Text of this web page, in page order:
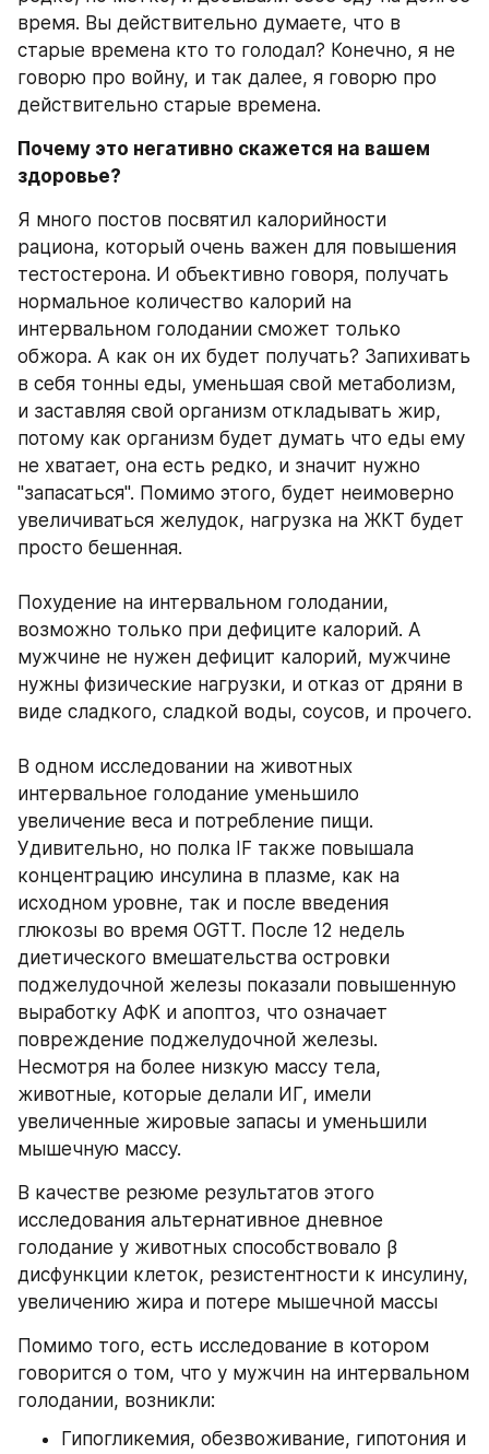
время. Вы действительно думаете, что в
старые времена кто то голодал? Конечно, я не
говорю про войну, и так далее, я говорю про
действительно старые времена.
Почему это негативно скажется на вашем
здоровье?
Я много постов посвятил калорийности
рациона, который очень важен для повышения
тестостерона. И объективно говоря, получать
нормальное количество калорий на
интервальном голодании сможет только
обжора. А как он их будет получать? Запихивать
в себя тонны еды, уменьшая свой метаболизм,
и заставляя свой организм откладывать жир,
потому как организм будет думать что еды ему
не хватает, она есть редко, и значит нужно
"запасаться". Помимо этого, будет неимоверно
увеличиваться желудок, нагрузка на ЖКТ будет
просто бешенная.
Похудение на интервальном голодании,
возможно только при дефиците калорий. А
мужчине не нужен дефицит калорий, мужчине
нужны физические нагрузки, и отказ от дряни в
виде сладкого, сладкой воды, соусов, и прочего.
В одном исследовании на животных
интервальное голодание уменьшило
увеличение веса и потребление пищи.
Удивительно, но полка IF также повышала
концентрацию инсулина в плазме, как на
исходном уровне, так и после введения
глюкозы во время OGTT. После 12 недель
диетического вмешательства островки
поджелудочной железы показали повышенную
выработку АФК и апоптоз, что означает
повреждение поджелудочной железы.
Несмотря на более низкую массу тела,
животные, которые делали ИГ, имели
увеличенные жировые запасы и уменьшили
мышечную массу.
В качестве резюме результатов этого
исследования альтернативное дневное
голодание у животных способствовало β
дисфункции клеток, резистентности к инсулину,
увеличению жира и потере мышечной массы
Помимо того, есть исследование в котором
говорится о том, что у мужчин на интервальном
голодании, возникли:
Гипогликемия, обезвоживание, гипотония и